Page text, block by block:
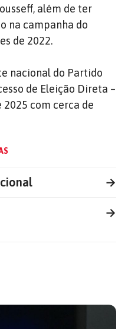
além de ter
na campanha do
de 2022.
nacional do Partido
de Eleição Direta –
2025 com cerca de
→
→